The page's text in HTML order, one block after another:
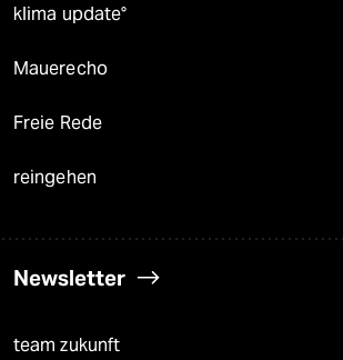
klima update°
Mauerecho
Freie Rede
reingehen
Newsletter
team zukunft